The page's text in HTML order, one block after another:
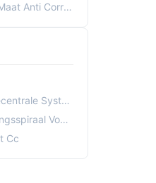
Coating
Systemen
Cc